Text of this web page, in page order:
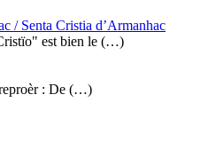
/ Senta Cristia d’Armanhac
est bien le (…)
: De (…)